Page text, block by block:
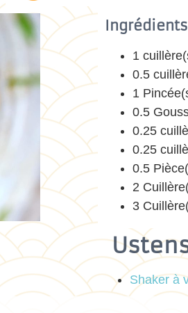
Ingrédients
1
0.5
1
0.5
0.25
0.25
0.5
2
3
Shaker à